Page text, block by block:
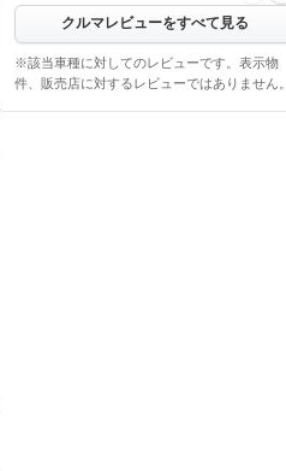
クルマレビューをすべて見る
※該当車種に対してのレビューです。表示物
件、販売店に対するレビューではありません。